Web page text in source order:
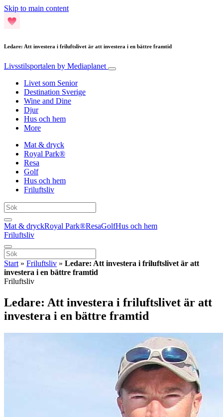
Skip to main content
Ledare: Att investera i friluftslivet är att investera i en bättre framtid
Livsstilsportalen by Mediaplanet
Livet som Senior
Destination Sverige
Wine and Dine
Djur
Hus och hem
More
Mat & dryck
Royal Park®
Resa
Golf
Hus och hem
Friluftsliv
Mat & dryckRoyal Park®ResaGolfHus och hem
Friluftsliv
Start » Friluftsliv » Ledare: Att investera i friluftslivet är att
investera i en bättre framtid
Friluftsliv
Ledare: Att investera i friluftslivet är att
investera i en bättre framtid